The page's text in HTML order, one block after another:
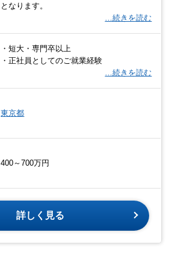
となります。
…続きを読む
・短大・専門卒以上
・正社員としてのご就業経験
…続きを読む
東京都
400～700万円
詳しく見る